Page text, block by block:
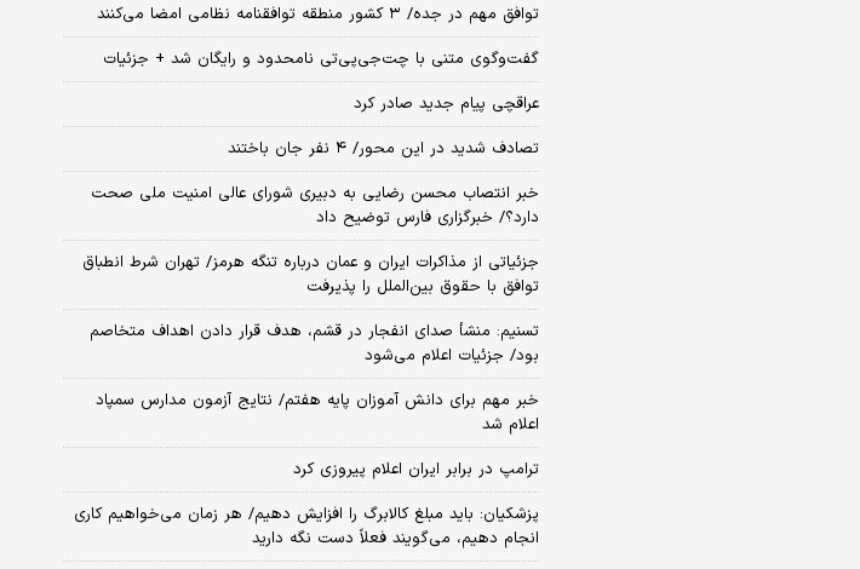
توافق مهم در جده/ ۳ کشور منطقه توافقنامه نظامی امضا می‌کنند
گفت‌وگوی متنی با چت‌جی‌پی‌تی نامحدود و رایگان شد + جزئیات
عراقچی پیام جدید صادر کرد
تصادف شدید در این محور/ ۴ نفر جان باختند
خبر انتصاب محسن رضایی به دبیری شورای عالی امنیت ملی صحت
دارد؟/ خبرگزاری فارس توضیح داد
جزئیاتی از مذاکرات ایران و عمان درباره تنگه هرمز/ تهران شرط انطباق
توافق با حقوق بین‌الملل را پذیرفت
تسنیم: منشأ صدای انفجار در قشم، هدف قرار دادن اهداف متخاصم
بود/ جزئیات اعلام می‌شود
خبر مهم برای دانش آموزان پایه هفتم/ نتایج آزمون مدارس سمپاد
اعلام شد
ترامپ در برابر ایران اعلام پیروزی کرد
پزشکیان: باید مبلغ کالابرگ را افزایش دهیم/ هر زمان می‌خواهیم کاری
انجام دهیم، می‌گویند فعلاً دست نگه دارید